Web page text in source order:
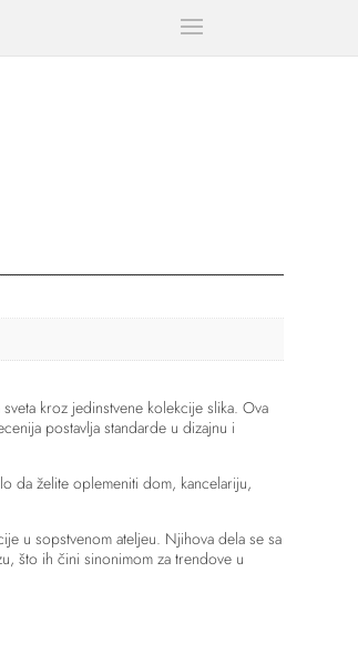
kroz jedinstvene kolekcije slika. Ova
postavlja standarde u dizajnu i
da želite oplemeniti dom, kancelariju,
u sopstvenom ateljeu. Njihova dela se sa
što ih čini sinonimom za trendove u